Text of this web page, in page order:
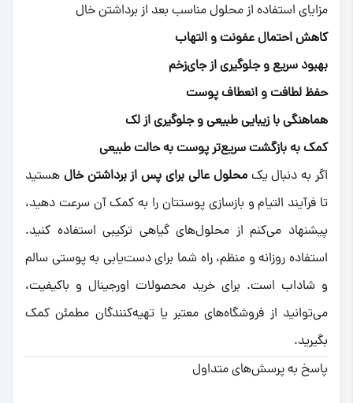
مزایای استفاده از محلول مناسب بعد از برداشتن خال
کاهش احتمال عفونت و التهاب
بهبود سریع و جلوگیری از جای‌زخم
حفظ لطافت و انعطاف پوست
هماهنگی با زیبایی طبیعی و جلوگیری از لک
کمک به بازگشت سریع‌تر پوست به حالت طبیعی
اگر به دنبال یکمحلول عالی برای پس از برداشتن خال هستید
تا فرآیند التیام و بازسازی پوستتان را به کمک آن سرعت دهید،
پیشنهاد می‌کنم از محلول‌های گیاهی ترکیبی استفاده کنید.
استفاده روزانه و منظم، راه شما برای دست‌یابی به پوستی سالم
و شاداب است. برای خرید محصولات اورجینال و باکیفیت،
می‌توانید از فروشگاه‌های معتبر یا تهیه‌کنندگان مطمئن کمک
بگیرید.
پاسخ به پرسش‌های متداول